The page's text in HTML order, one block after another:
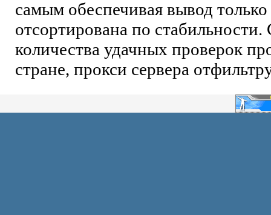
самым обеспечивая вывод
отсортирована по стабильности.
количества удачных проверок
стране, прокси сервера